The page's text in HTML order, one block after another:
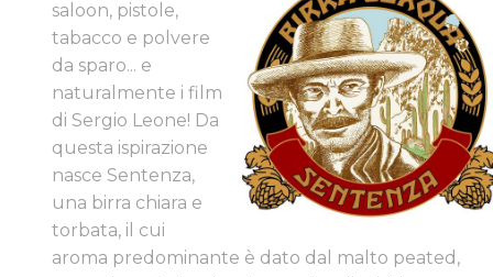
saloon, pistole,
tabacco e polvere
da sparo... e
naturalmente i film
di Sergio Leone! Da
questa ispirazione
nasce Sentenza,
una birra chiara e
torbata, il cui
aroma predominante è dato dal malto peated,